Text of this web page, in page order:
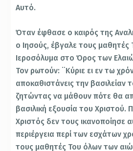
Αυτό.
Όταν έφθασε ο καιρός της
ο Ιησούς, έβγαλε τους
Ιεροσόλυμα στο Όρος των
Τον ρωτούν: ¨Κύριε ει εν τω
αποκαθιστάνεις την βασιλείαν
ζητώντας να μάθουν πότε θα
βασιλική εξουσία του Χριστού.
Χριστός δεν τους ικανοποίησε
περιέργεια περί των εσχάτων
τους μαθητές Του όλων των